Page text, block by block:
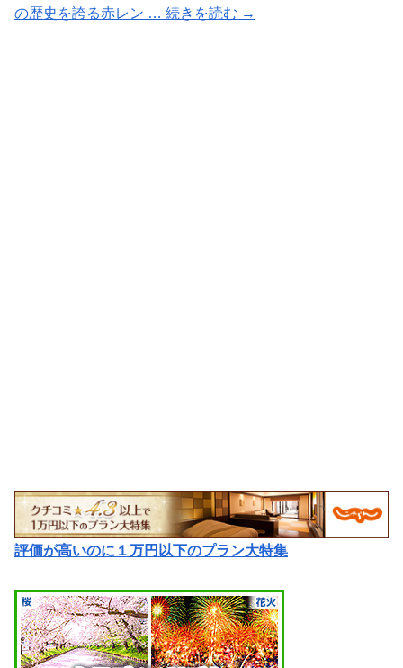
の歴史を誇る赤レン … 続きを読む →
評価が高いのに１万円以下のプラン大特集